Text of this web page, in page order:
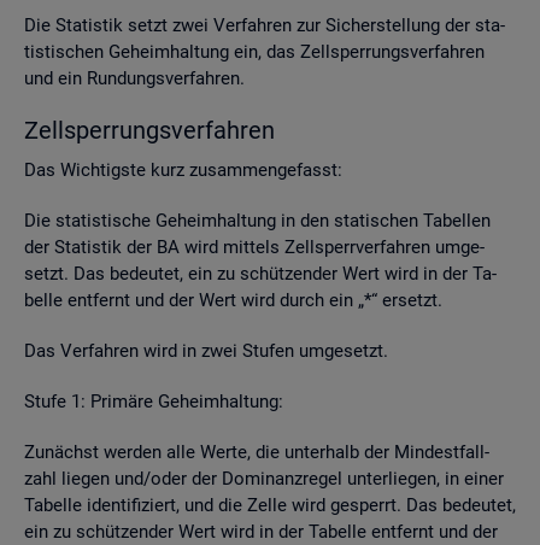
Die Sta­tis­tik setzt zwei Ver­fah­ren zur Si­cher­stel­lung der sta­
tis­ti­schen Ge­heim­hal­tung ein, das Zell­sper­rungs­ver­fah­ren
und ein Run­dungs­ver­fah­ren.
Zell­sper­rungs­ver­fah­ren
Das Wich­tigs­te kurz zu­sam­men­ge­fasst:
Die sta­tis­ti­sche Ge­heim­hal­tung in den sta­ti­schen Ta­bel­len
der Sta­tis­tik der BA wird mit­tels Zell­sperr­ver­fah­ren um­ge­
setzt. Das be­deu­tet, ein zu schüt­zen­der Wert wird in der Ta­
bel­le ent­fernt und der Wert wird durch ein „*“ er­setzt.
Das Ver­fah­ren wird in zwei Stu­fen um­ge­setzt.
Stufe 1: Pri­mä­re Ge­heim­hal­tung:
Zu­nächst wer­den alle Werte, die un­ter­halb der Min­dest­fall­
zahl lie­gen und/oder der Do­mi­nanz­re­gel un­ter­lie­gen, in einer
Ta­bel­le iden­ti­fi­ziert, und die Zelle wird ge­sperrt. Das be­deu­tet,
ein zu schüt­zen­der Wert wird in der Ta­bel­le ent­fernt und der